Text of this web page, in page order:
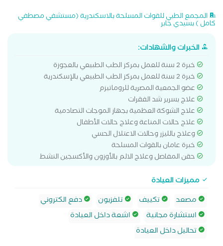
المجمع الطبي للقوات المسلحة بالاسكندرية (مستشفي مصطفي
كامل ) بسيدي جابر
الخبرات والشهادات:
خبرة 2 سنة للعمل بمركز الطب الطبيعي بالعجوزة
خبرة 2 سنة للعمل بمركز الطب الطبيعي بالإسكندرية
عضو الجمعية المصرية للروماتيزم
علاج بسرير شد الفقرات
علاج الشوكة العظمية بجهاز الموجات التصادمية
علاج حالات المناعة وعلاج حالات الأطفال
وعلاج بالليزر وحالات الاعتلال الحسي
خبرة عامان بالقوات المسلحة
حقن المفاصل وعلاج الالم بالأوزون والأكسجين النشط
مميزات العيادة
مصعد
تكييف تلفزيون
دفع الكتروني
استشارة مجانية
اشعة داخل العيادة
تحاليل داخل العيادة